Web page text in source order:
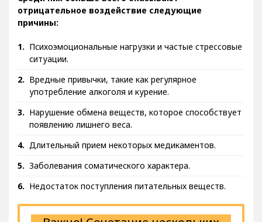
Среди них больше всего оказывают
отрицательное воздействие следующие
причины:
Психоэмоциональные нагрузки и частые стрессовые
ситуации.
Вредные привычки, такие как регулярное
употребление алкоголя и курение.
Нарушение обмена веществ, которое способствует
Длительный прием некоторых медикаментов.
Заболевания соматического характера.
Недостаток поступления питательных веществ.